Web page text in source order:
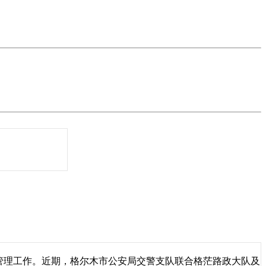
作。近期，格尔木市公安局交警支队联合格茫路政大队及